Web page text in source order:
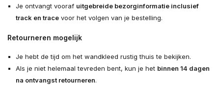
Je ontvangt vooraf uitgebreide bezorginformatie inclusief
track en tracevoor het volgen van je bestelling.
Retourneren mogelijk
Je hebt de tijd om het wandkleed rustig thuis te bekijken.
Als je niet helemaal tevreden bent, kun je het binnen 14 dagen
na ontvangst retourneren.